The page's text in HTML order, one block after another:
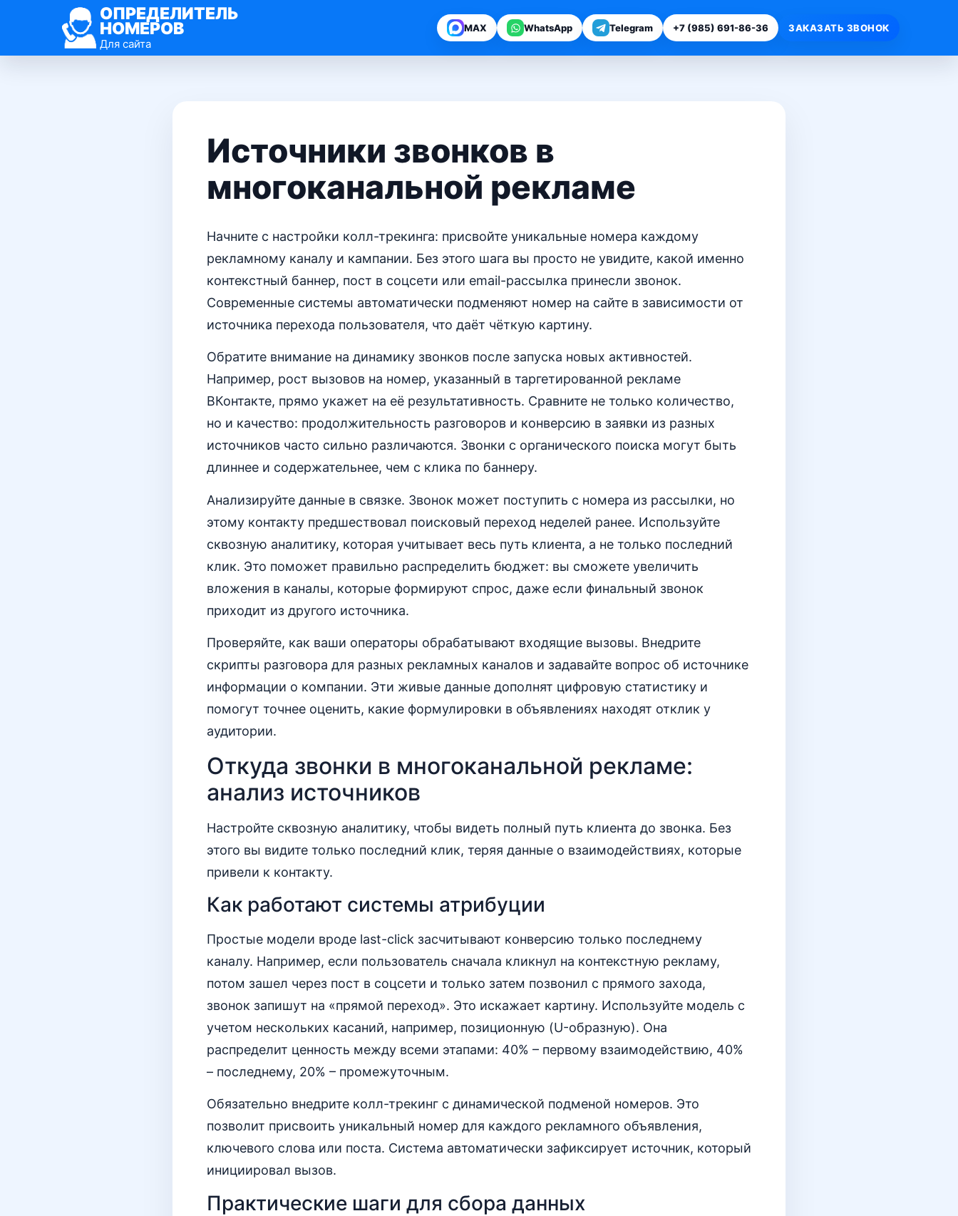
ОПРЕДЕЛИТЕЛЬ
НОМЕРОВ
Для сайта
MAX WhatsApp Telegram +7 (985) 691-86-36 ЗАКАЗАТЬ ЗВОНОК
Источники звонков в
многоканальной рекламе
Начните с настройки колл-трекинга: присвойте уникальные номера каждому
рекламному каналу и кампании. Без этого шага вы просто не увидите, какой именно
контекстный баннер, пост в соцсети или email-рассылка принесли звонок.
Современные системы автоматически подменяют номер на сайте в зависимости от
источника перехода пользователя, что даёт чёткую картину.
Обратите внимание на динамику звонков после запуска новых активностей.
Например, рост вызовов на номер, указанный в таргетированной рекламе
ВКонтакте, прямо укажет на её результативность. Сравните не только количество,
но и качество: продолжительность разговоров и конверсию в заявки из разных
источников часто сильно различаются. Звонки с органического поиска могут быть
длиннее и содержательнее, чем с клика по баннеру.
Анализируйте данные в связке. Звонок может поступить с номера из рассылки, но
этому контакту предшествовал поисковый переход неделей ранее. Используйте
сквозную аналитику, которая учитывает весь путь клиента, а не только последний
клик. Это поможет правильно распределить бюджет: вы сможете увеличить
вложения в каналы, которые формируют спрос, даже если финальный звонок
приходит из другого источника.
Проверяйте, как ваши операторы обрабатывают входящие вызовы. Внедрите
скрипты разговора для разных рекламных каналов и задавайте вопрос об источнике
информации о компании. Эти живые данные дополнят цифровую статистику и
помогут точнее оценить, какие формулировки в объявлениях находят отклик у
аудитории.
Откуда звонки в многоканальной рекламе:
анализ источников
Настройте сквозную аналитику, чтобы видеть полный путь клиента до звонка. Без
этого вы видите только последний клик, теряя данные о взаимодействиях, которые
привели к контакту.
Как работают системы атрибуции
Простые модели вроде last-click засчитывают конверсию только последнему
каналу. Например, если пользователь сначала кликнул на контекстную рекламу,
потом зашел через пост в соцсети и только затем позвонил с прямого захода,
звонок запишут на «прямой переход». Это искажает картину. Используйте модель с
учетом нескольких касаний, например, позиционную (U-образную). Она
распределит ценность между всеми этапами: 40% – первому взаимодействию, 40%
– последнему, 20% – промежуточным.
Обязательно внедрите колл-трекинг с динамической подменой номеров. Это
позволит присвоить уникальный номер для каждого рекламного объявления,
ключевого слова или поста. Система автоматически зафиксирует источник, который
инициировал вызов.
Практические шаги для сбора данных